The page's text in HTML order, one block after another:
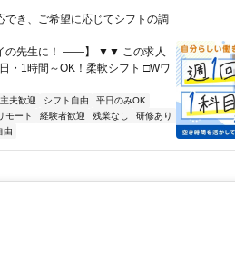
き、ご希望に応じてシフトの調
の先生に！ ――】 ▼▼ この求人
1時間～OK！柔軟シフト □Wワ
夫歓迎 シフト自由
平日のみOK
モート 経験者歓迎 残業なし
研修あり
由